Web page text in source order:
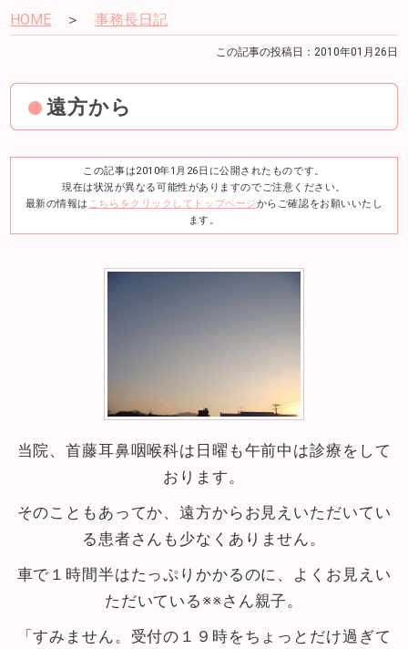
HOME ＞事務長日記
この記事の投稿日：2010年01月26日
遠方から
この記事は2010年1月26日に公開されたものです。
現在は状況が異なる可能性がありますのでご注意ください。
最新の情報は こちらをクリックしてトップページからご確認をお願いいたし
ます。
当院、首藤耳鼻咽喉科は日曜も午前中は診療をして
おります。
そのこともあってか、遠方からお見えいただいてい
る患者さんも少なくありません。
車で１時間半はたっぷりかかるのに、よくお見えい
ただいている※※さん親子。
「すみません。受付の１９時をちょっとだけ過ぎて